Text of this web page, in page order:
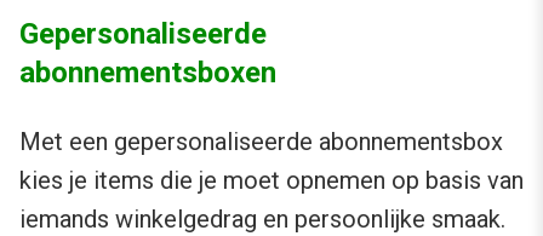
Gepersonaliseerde
abonnementsboxen
Met een gepersonaliseerde abonnementsbox
kies je items die je moet opnemen op basis van
iemands winkelgedrag en persoonlijke smaak.